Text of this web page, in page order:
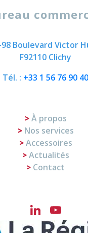
98 Boulevard Victor
F92110 Clichy
Tél. : +33 1 56 76 90 40
À propos
Nos services
Accessoires
Actualités
Contact